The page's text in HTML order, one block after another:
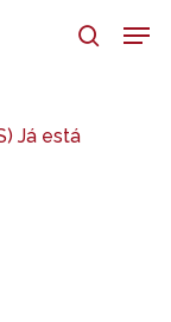
search
Já está